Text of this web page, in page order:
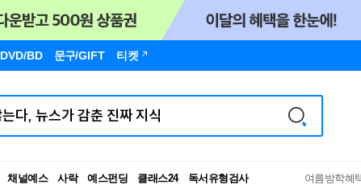
DVD/BD 문구/GIFT 티켓
채널예스 사락 예스펀딩 클래스24
독서유형검사
여름방학혜